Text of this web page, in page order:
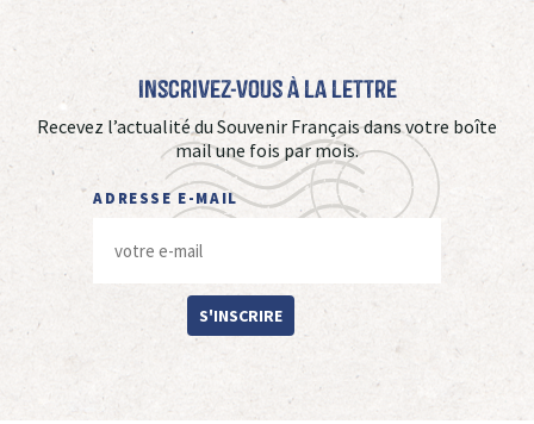
Inscrivez-vous à La Lettre
Recevez l’actualité du Souvenir Français dans votre boîte
mail une fois par mois.
ADRESSE E-MAIL
S'INSCRIRE